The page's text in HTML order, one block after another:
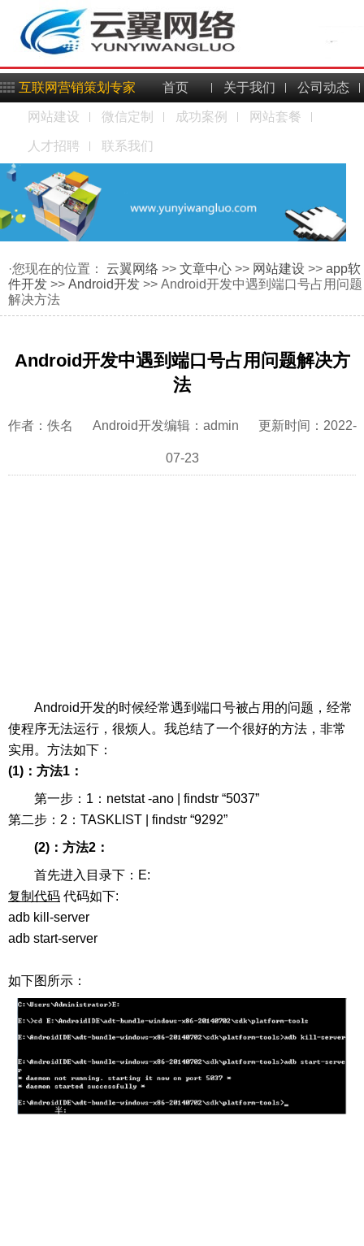
互联网营销策划专家 首页 关于我们 公司动态
网站建设 微信定制 成功案例 网站套餐
人才招聘 联系我们
·您现在的位置： 云翼网络 >> 文章中心 >> 网站建设 >> app软
件开发 >> Android开发 >> Android开发中遇到端口号占用问题
解决方法
Android开发中遇到端口号占用问题解决方
法
作者：佚名 Android开发编辑：admin 更新时间：2022-
07-23
Android开发的时候经常遇到端口号被占用的问题，经常
使程序无法运行，很烦人。我总结了一个很好的方法，非常
实用。方法如下：
(1)：方法1：
第一步：1：netstat -ano | findstr “5037”
第二步：2：TASKLIST | findstr “9292”
(2)：方法2：
首先进入目录下：E:
复制代码 代码如下:
adb kill-server
adb start-server
如下图所示：